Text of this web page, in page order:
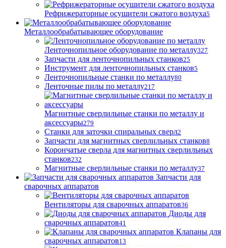
Рефрижераторные осушители сжатого воздуха5
Металлообрабатывающее оборудование
Ленточнопильное оборудование по металлу327
Запчасти для ленточнопильных станков25
Инструмент для ленточнопильных станков5
Ленточнопильные станки по металлу80
Ленточные пилы по металлу217
Магнитные сверлильные станки по металлу и
аксессуары279
Станки для заточки спиральных сверл2
Запчасти для магнитных сверлильных станков8
Корончатые сверла для магнитных сверлильных
станков232
Магнитные сверлильные станки по металлу37
Запчасти для
сварочных аппаратов
Вентиляторы для сварочных аппаратов36
Диоды для
сварочных аппаратов41
Клапаны для
сварочных аппаратов13